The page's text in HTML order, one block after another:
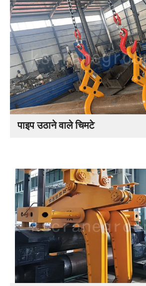
पाइप उठाने वाले चिमटे